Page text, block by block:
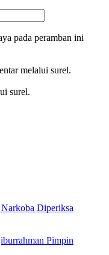
pada peramban ini
melalui surel.
surel.
Diperiksa